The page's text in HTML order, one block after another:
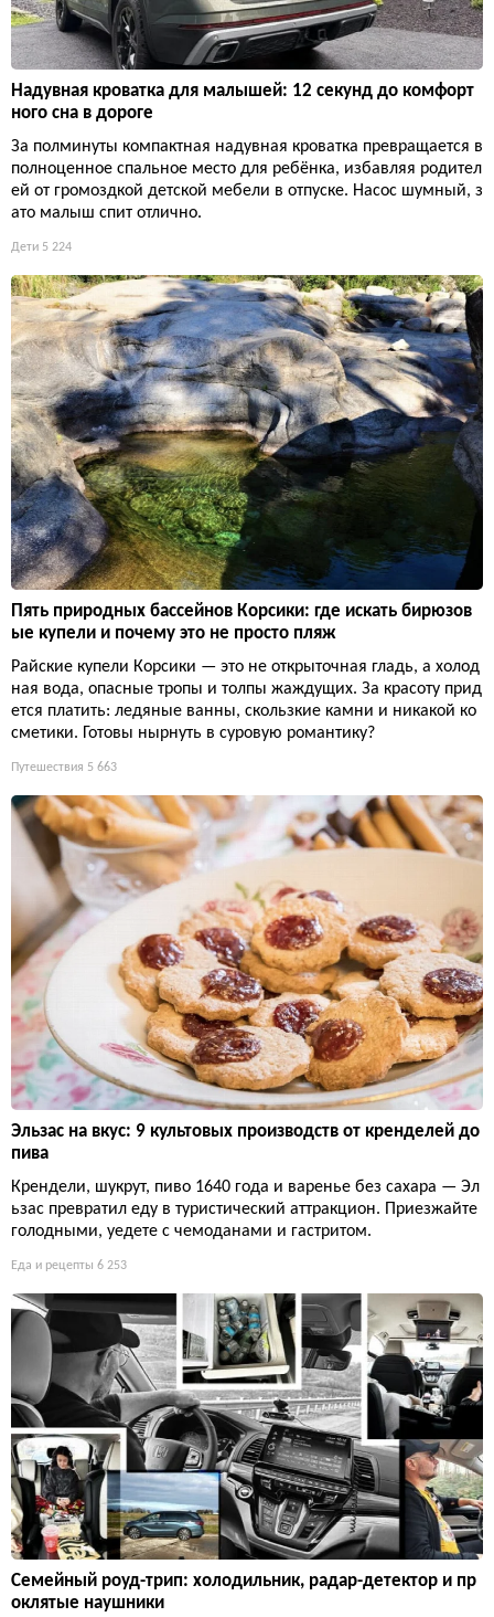
Надувная кроватка для малышей: 12 секунд до комфорт
ного сна в дороге
За полминуты компактная надувная кроватка превращается в
полноценное спальное место для ребёнка, избавляя родител
ей от громоздкой детской мебели в отпуске. Насос шумный, з
ато малыш спит отлично.
Дети 5 224
Пять природных бассейнов Корсики: где искать бирюзов
ые купели и почему это не просто пляж
Райские купели Корсики — это не открыточная гладь, а холод
ная вода, опасные тропы и толпы жаждущих. За красоту прид
ется платить: ледяные ванны, скользкие камни и никакой ко
сметики. Готовы нырнуть в суровую романтику?
Путешествия 5 663
Эльзас на вкус: 9 культовых производств от кренделей до
пива
Крендели, шукрут, пиво 1640 года и варенье без сахара — Эл
ьзас превратил еду в туристический аттракцион. Приезжайте
голодными, уедете с чемоданами и гастритом.
Еда и рецепты 6 253
Семейный роуд-трип: холодильник, радар-детектор и пр
оклятые наушники